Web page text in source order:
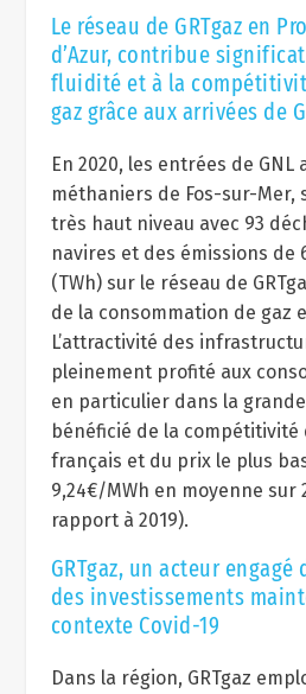
Le réseau de GRTgaz en
d’Azur, contribue
fluidité et à la
gaz grâce aux arrivées de
En 2020, les entrées de GNL
méthaniers de Fos-sur-Mer,
très haut niveau avec 93
navires et des émissions de
(TWh) sur le réseau de
de la consommation de gaz
L’attractivité des
pleinement profité aux
en particulier dans la
bénéficié de la compétitivité
français et du prix le plus
9,24€/MWh en moyenne sur
rapport à 2019).
GRTgaz, un acteur
des investissements
contexte Covid-19
Dans la région, GRTgaz